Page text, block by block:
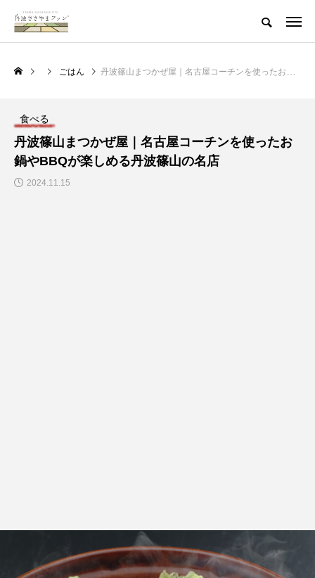
ごはん 丹波篠山まつかぜ屋｜名古屋コーチンを使ったお鍋やBBQが楽しめる丹波篠山の名店
食べる
丹波篠山まつかぜ屋｜名古屋コーチンを使ったお
鍋やBBQが楽しめる丹波篠山の名店
2024.11.15